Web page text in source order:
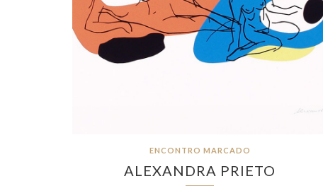
ENCONTRO MARCADO
ALEXANDRA PRIETO